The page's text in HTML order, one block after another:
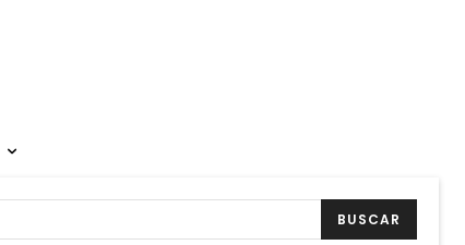
BUSCAR